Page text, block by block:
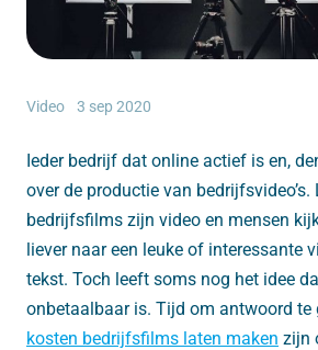
Video 3 sep 2020
Ieder bedrijf dat online actief is en,
over de productie van bedrijfsvideo’s.
bedrijfsfilms zijn video en mensen
liever naar een leuke of interessante
tekst. Toch leeft soms nog het idee
onbetaalbaar is. Tijd om antwoord te
kosten bedrijfsfilms laten maken zijn